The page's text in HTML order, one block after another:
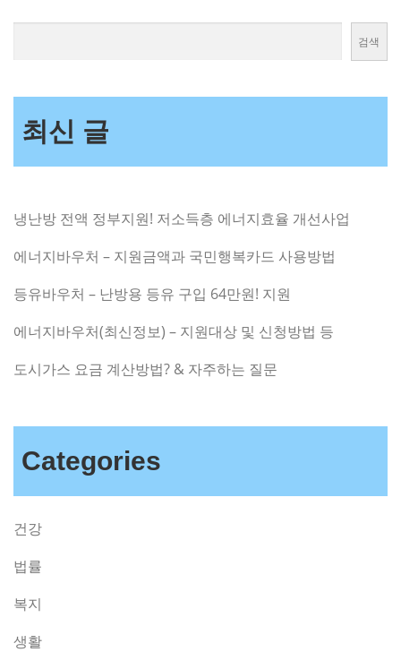
검색
최신 글
냉난방 전액 정부지원! 저소득층 에너지효율 개선사업
에너지바우처 – 지원금액과 국민행복카드 사용방법
등유바우처 – 난방용 등유 구입 64만원! 지원
에너지바우처(최신정보) – 지원대상 및 신청방법 등
도시가스 요금 계산방법? & 자주하는 질문
Categories
건강
법률
복지
생활